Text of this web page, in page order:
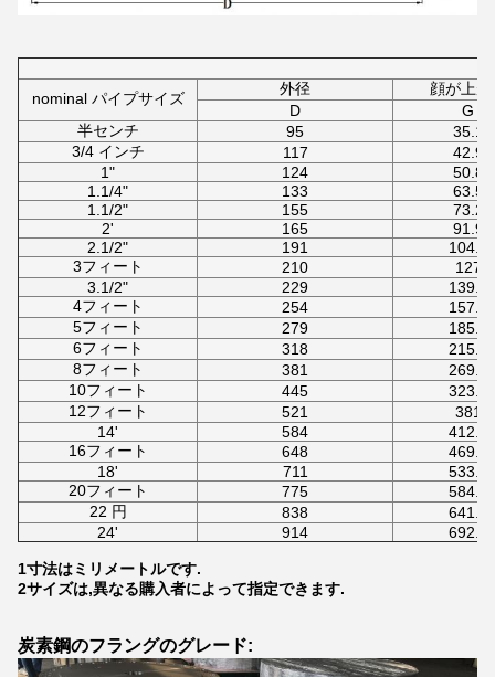
nominal パイプサイズ
外径
顔が上が
D
G
半センチ
95
35.1
3/4 インチ
117
42.9
1"
124
50.8
1.1/4"
133
63.5
1.1/2"
155
73.2
2'
165
91.9
2.1/2"
191
104.6
3フィート
210
127
3.1/2"
229
139.7
4フィート
254
157.2
5フィート
279
185.7
6フィート
318
215.9
8フィート
381
269.7
10フィート
445
323.9
12フィート
521
381
14'
584
412.8
16フィート
648
469.9
18'
711
533.4
20フィート
775
584.2
22 円
838
641.4
24'
914 692.2
1寸法はミリメートルです.
2サイズは,異なる購入者によって指定できます.
炭素鋼のフラングのグレード: